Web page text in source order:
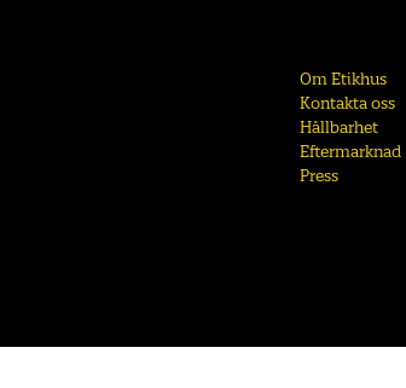
Om Etikhus
Kontakta oss
Hållbarhet
Eftermarknad
Press